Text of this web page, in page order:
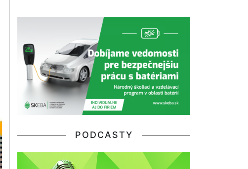
PODCASTY